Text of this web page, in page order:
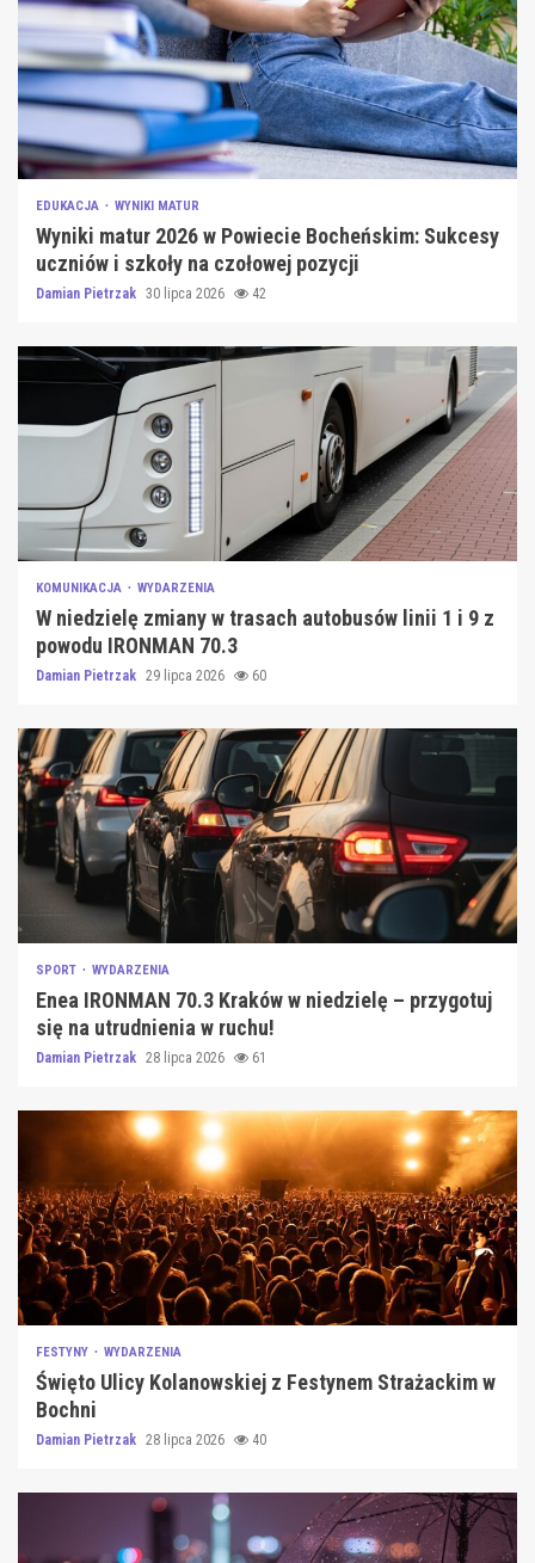
EDUKACJA WYNIKI MATUR
Wyniki matur 2026 w Powiecie Bocheńskim: Sukcesy
uczniów i szkoły na czołowej pozycji
Damian Pietrzak 30 lipca 2026 42
KOMUNIKACJA WYDARZENIA
W niedzielę zmiany w trasach autobusów linii 1 i 9 z
powodu IRONMAN 70.3
Damian Pietrzak 29 lipca 2026 60
SPORT WYDARZENIA
Enea IRONMAN 70.3 Kraków w niedzielę – przygotuj
się na utrudnienia w ruchu!
Damian Pietrzak 28 lipca 2026 61
FESTYNY WYDARZENIA
Święto Ulicy Kolanowskiej z Festynem Strażackim w
Bochni
Damian Pietrzak 28 lipca 2026 40